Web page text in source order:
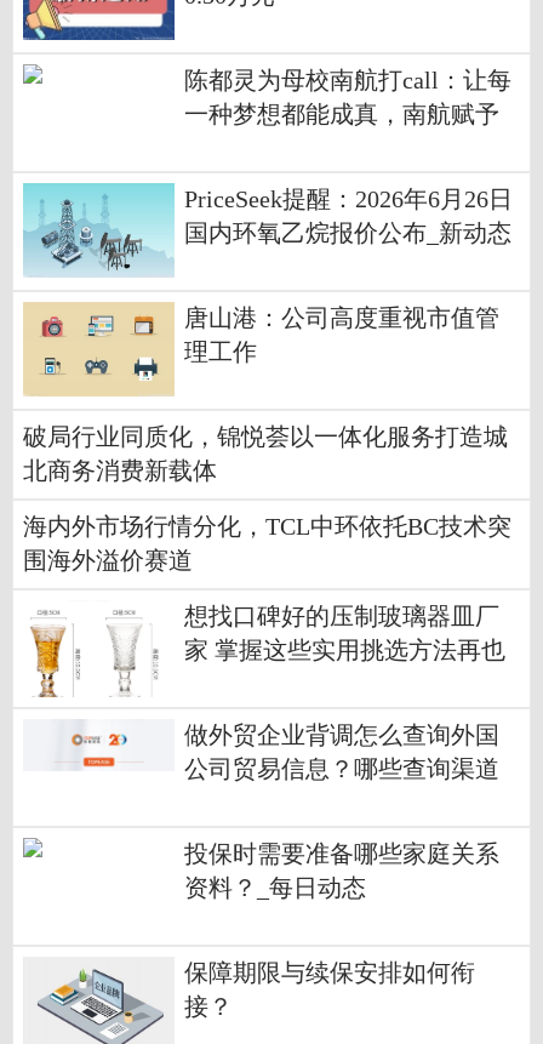
陈都灵为母校南航打call：让每
一种梦想都能成真，南航赋予
PriceSeek提醒：2026年6月26日
国内环氧乙烷报价公布_新动态
唐山港：公司高度重视市值管
理工作
破局行业同质化，锦悦荟以一体化服务打造城
北商务消费新载体
海内外市场行情分化，TCL中环依托BC技术突
围海外溢价赛道
想找口碑好的压制玻璃器皿厂
家 掌握这些实用挑选方法再也
做外贸企业背调怎么查询外国
公司贸易信息？哪些查询渠道
投保时需要准备哪些家庭关系
资料？_每日动态
保障期限与续保安排如何衔
接？